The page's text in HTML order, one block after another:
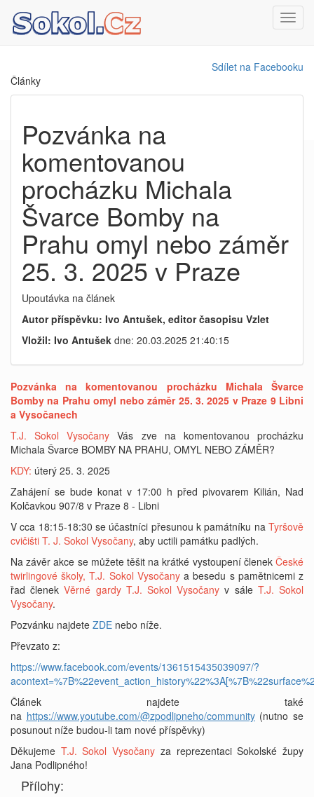
Sdílet na Facebooku
Články
Pozvánka na
komentovanou
procházku Michala
Švarce Bomby na
Prahu omyl nebo záměr
25. 3. 2025 v Praze
Upoutávka na článek
Autor příspěvku: Ivo Antušek, editor časopisu Vzlet
Vložil: Ivo Antušek dne: 20.03.2025 21:40:15
Pozvánka na komentovanou procházku Michala Švarce
Bomby na Prahu omyl nebo záměr 25. 3. 2025 v Praze 9 Libni
a Vysočanech
T.J. Sokol Vysočany Vás zve na komentovanou procházku
Michala Švarce BOMBY NA PRAHU, OMYL NEBO ZÁMĚR?
KDY: úterý 25. 3. 2025
Zahájení se bude konat v 17:00 h před pivovarem Kilián, Nad
Kolčavkou 907/8 v Praze 8 - Libni
V cca 18:15-18:30 se účastníci přesunou k památníku na Tyršově
cvičišti T. J. Sokol Vysočany, aby uctili památku padlých.
Na závěr akce se můžete těšit na krátké vystoupení členek České
twirlingové školy, T.J. Sokol Vysočanya besedu s pamětnicemi z
řad členekVěrné gardy T.J. Sokol Vysočany v sále T.J. Sokol
Vysočany.
Pozvánku najdete ZDE nebo níže.
Převzato z:
https://www.facebook.com/events/1361515435039097/?
Článek najdete také
na https://www.youtube.com/@zpodlipneho/community(nutno se
posunout níže budou-li tam nové příspěvky)
Děkujeme T.J. Sokol Vysočany za reprezentaci Sokolské župy
Jana Podlipného!
Přílohy: